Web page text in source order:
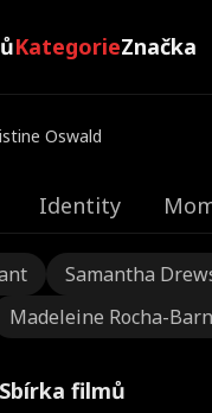
KategorieZnačka
Oswald
Identity
Samantha
Madeleine Rocha-
filmů